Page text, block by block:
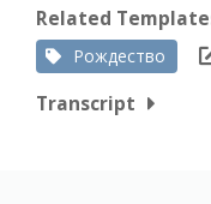
Related
Рождество
Transcript